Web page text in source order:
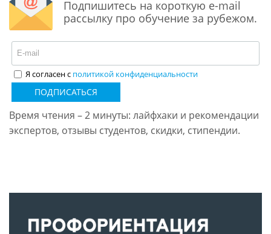
Подпишитесь на короткую e-mail
рассылку про обучение за рубежом.
Я согласен с политикой конфиденциальности
ПОДПИСАТЬСЯ
Время чтения – 2 минуты: лайфхаки и рекомендации
экспертов, отзывы студентов, скидки, стипендии.